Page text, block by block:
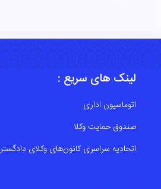
لینک های سریع :
اتوماسیون اداری
صندوق حمایت وکلا
اتحادیه سراسری کانون‌های وکلای